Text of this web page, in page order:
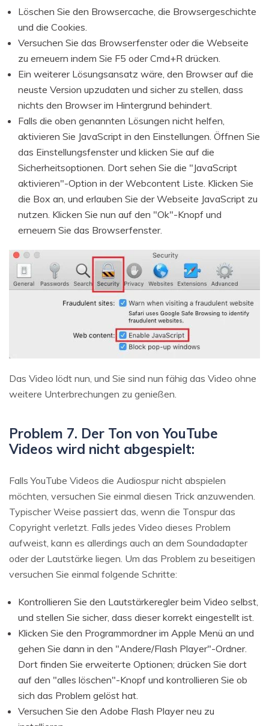
Löschen Sie den Browsercache, die Browsergeschichte
und die Cookies.
Versuchen Sie das Browserfenster oder die Webseite
zu erneuern indem Sie F5 oder Cmd+R drücken.
Ein weiterer Lösungsansatz wäre, den Browser auf die
neuste Version upzudaten und sicher zu stellen, dass
nichts den Browser im Hintergrund behindert.
Falls die oben genannten Lösungen nicht helfen,
aktivieren Sie JavaScript in den Einstellungen. Öffnen Sie
das Einstellungsfenster und klicken Sie auf die
Sicherheitsoptionen. Dort sehen Sie die "JavaScript
aktivieren"-Option in der Webcontent Liste. Klicken Sie
die Box an, und erlauben Sie der Webseite JavaScript zu
nutzen. Klicken Sie nun auf den "Ok"-Knopf und
erneuern Sie das Browserfenster.
Das Video lödt nun, und Sie sind nun fähig das Video ohne
weitere Unterbrechungen zu genießen.
Problem 7. Der Ton von YouTube
Videos wird nicht abgespielt:
Falls YouTube Videos die Audiospur nicht abspielen
möchten, versuchen Sie einmal diesen Trick anzuwenden.
Typischer Weise passiert das, wenn die Tonspur das
Copyright verletzt. Falls jedes Video dieses Problem
aufweist, kann es allerdings auch an dem Soundadapter
oder der Lautstärke liegen. Um das Problem zu beseitigen
versuchen Sie einmal folgende Schritte:
Kontrollieren Sie den Lautstärkeregler beim Video selbst,
und stellen Sie sicher, dass dieser korrekt eingestellt ist.
Klicken Sie den Programmordner im Apple Menü an und
gehen Sie dann in den "Andere/Flash Player"-Ordner.
Dort finden Sie erweiterte Optionen; drücken Sie dort
auf den "alles löschen"-Knopf und kontrollieren Sie ob
sich das Problem gelöst hat.
Versuchen Sie den Adobe Flash Player neu zu